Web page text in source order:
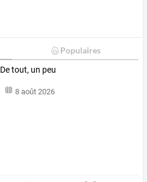
Populaires
De tout, un peu
8 août 2026